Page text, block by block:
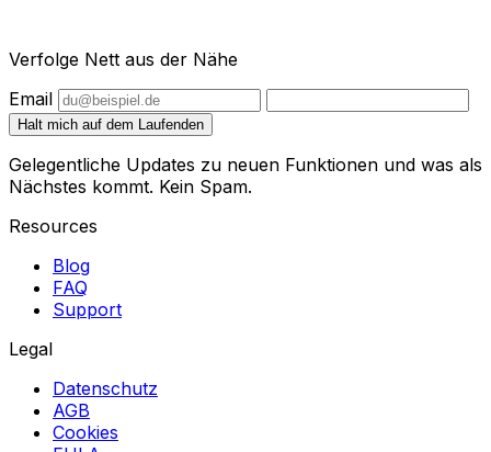
Verfolge Nett aus der Nähe
Email
Halt mich auf dem Laufenden
Gelegentliche Updates zu neuen Funktionen und was als
Nächstes kommt. Kein Spam.
Resources
Blog
FAQ
Support
Legal
Datenschutz
AGB
Cookies